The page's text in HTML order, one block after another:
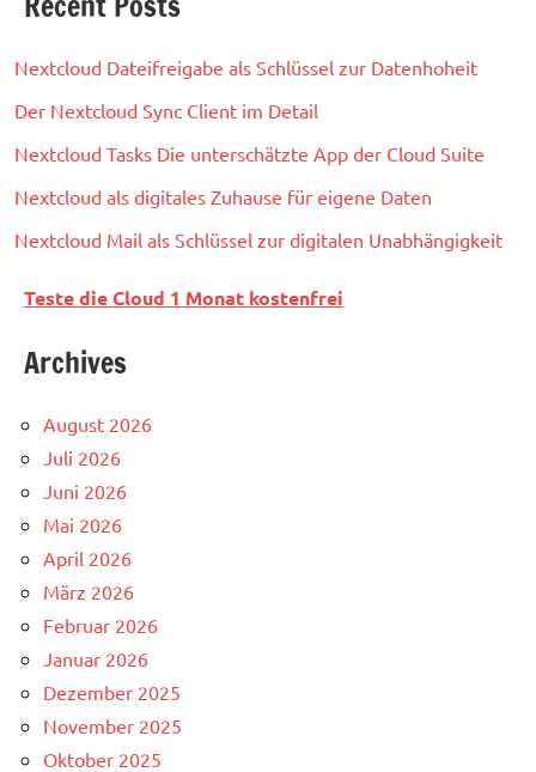
Nextcloud Dateifreigabe als Schlüssel zur Datenhoheit
Der Nextcloud Sync Client im Detail
Nextcloud Tasks Die unterschätzte App der Cloud Suite
Nextcloud als digitales Zuhause für eigene Daten
Nextcloud Mail als Schlüssel zur digitalen Unabhängigkeit
Teste die Cloud 1 Monat kostenfrei
Archives
August 2026
Juli 2026
Juni 2026
Mai 2026
April 2026
März 2026
Februar 2026
Januar 2026
Dezember 2025
November 2025
Oktober 2025